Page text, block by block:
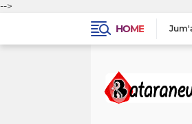
-->
HOME